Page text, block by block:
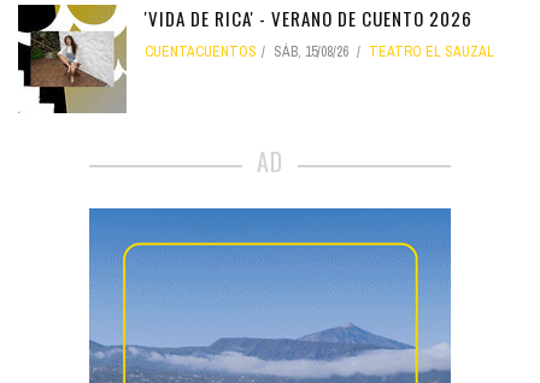
'VIDA DE RICA' - VERANO DE CUENTO 2026
CUENTACUENTOS SÁB, 15/08/26 TEATRO EL SAUZAL
AD